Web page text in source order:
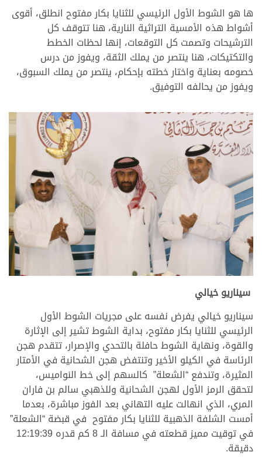
ها هو الشوط الأول الرئيسي للثنايا بكار مفتوح انطلق، أقوى
أشواط هذه الأمسية التراثية النارية، هنا تتوقف كل
الترشيحات وتصمت كل التوقعات، إنها لحظات الخطط
والتكتيكات، هنا ينتصر من يملك الثقة، ويفوز من درس
خصومه بعناية واختار خطته بإحكام، ينتصر من يملك السبوق،
ويفوز من يحالفه التوفيق.
سيناريو خيالي
سيناريو خيالي يفرض نفسه على مجريات الشوط الأول
الرئيسي للثنايا بكار مفتوح، بداية الشوط تشير إلى الإثارة
والقوة، ونهاية الشوط حافلة بالتحدي والإصرار، تتقدم هجن
الرئاسة في الكيلو الأخير وتنتفض هجن الشحانية في الأمتار
المثيرة، وتندفع “الشعلة” كالسهم إلى خط النواميس،
لتحقق الرمز الأول لهجن الشحانية وللذهبي سالم بن فاران
المري، الذي انهالت عليه التهاني بعد الفوز مباشرة، بعدما
أمست الشلفة الذهبية للثنايا بكار مفتوح في قبضة “الشعلة”
في توقيت مميز قطعته في مسافة الـ 8 كم قدره 12:19:39
دقيقة.